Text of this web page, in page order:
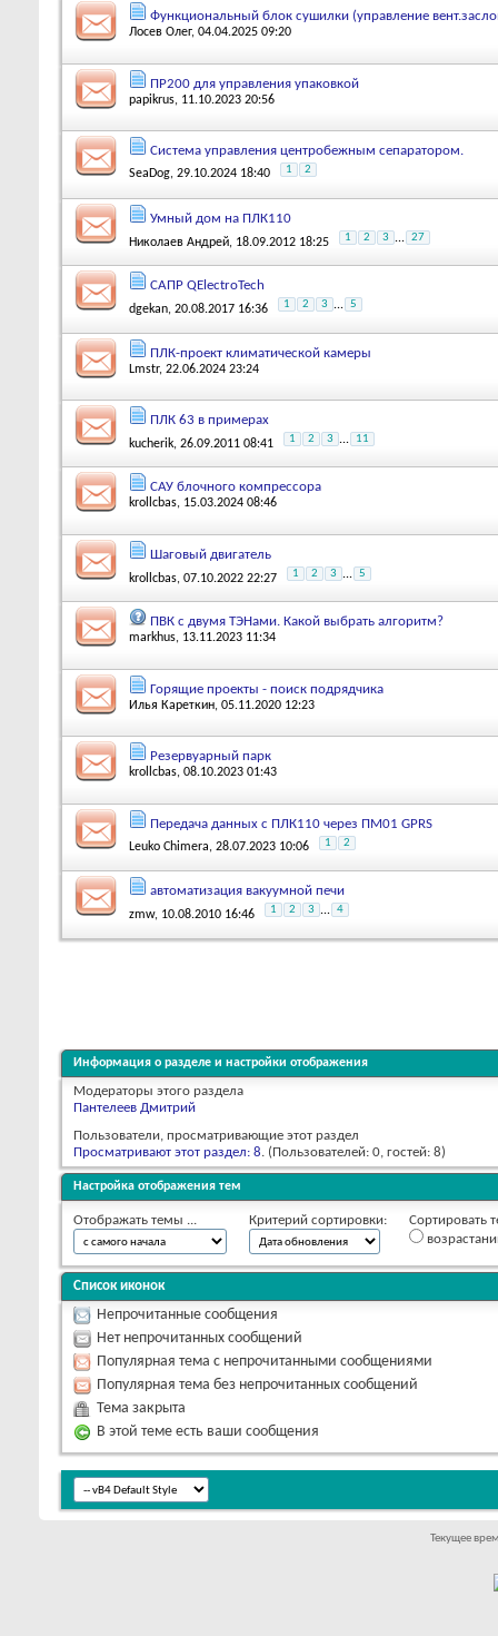
Функциональный блок сушилки (управление
Лосев Олег, 04.04.2025 09:20
ПР200 для управления упаковкой
papikrus, 11.10.2023 20:56
Система управления центробежным сепаратором.
SeaDog, 29.10.2024 18:40 1 2
Умный дом на ПЛК110
Николаев Андрей, 18.09.2012 18:25 1 2 3 ... 27
САПР QElectroTech
dgekan, 20.08.2017 16:36 1 2 3 ... 5
ПЛК-проект климатической камеры
Lmstr, 22.06.2024 23:24
ПЛК 63 в примерах
kucherik, 26.09.2011 08:41 1 2 3 ... 11
САУ блочного компрессора
krollcbas, 15.03.2024 08:46
Шаговый двигатель
krollcbas, 07.10.2022 22:27 1 2 3 ... 5
ПВК с двумя ТЭНами. Какой выбрать алгоритм?
markhus, 13.11.2023 11:34
Горящие проекты - поиск подрядчика
Илья Кареткин, 05.11.2020 12:23
Резервуарный парк
krollcbas, 08.10.2023 01:43
Передача данных с ПЛК110 через ПМ01 GPRS
Leuko Chimera, 28.07.2023 10:06 1 2
автоматизация вакуумной печи
zmw, 10.08.2010 16:46 1 2 3 ... 4
Информация о разделе и настройки отображения
Модераторы этого раздела
Пантелеев Дмитрий
Пользователи, просматривающие этот раздел
Просматривают этот раздел: 8. (Пользователей: 0, гостей: 8)
Настройка отображения тем
Отображать темы ... Критерий сортировки:
Сортировать
Список иконок
Непрочитанные сообщения
Нет непрочитанных сообщений
Популярная тема с непрочитанными сообщениями
Популярная тема без непрочитанных сообщений
Тема закрыта
В этой теме есть ваши сообщения
Текущее